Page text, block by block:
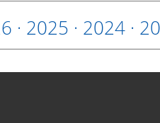
· 2025 · 2024 ·